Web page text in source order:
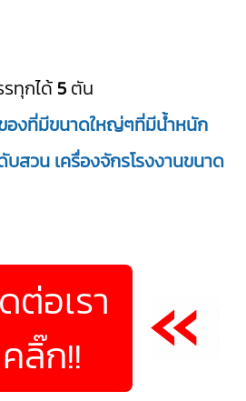
ทุกได้ 5 ตัน
องที่มีขนาดใหญ่ๆที่มีน้ำหนัก
บสวน เครื่องจักรโรงงานขนาด
ต่อเรา
คลิ๊ก!!